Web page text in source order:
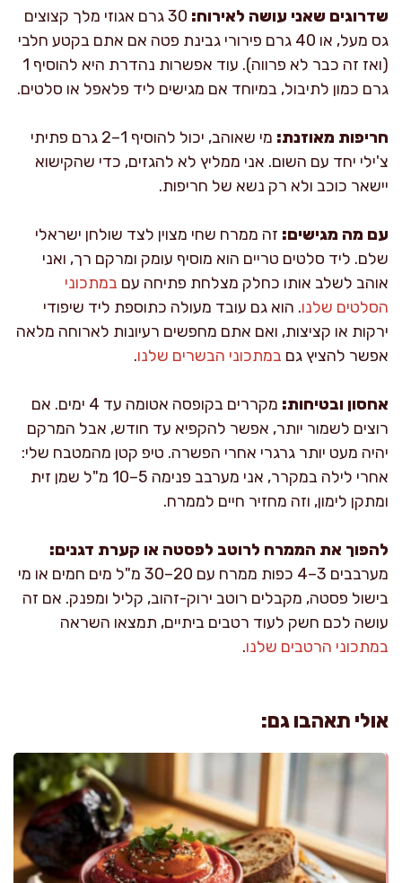
שדרוגים שאני עושה לאירוח:
30 גרם אגוזי מלך קצוצים
גס מעל, או 40 גרם פירורי גבינת פטה אם אתם בקטע חלבי
(ואז זה כבר לא פרווה). עוד אפשרות נהדרת היא להוסיף 1
גרם כמון לתיבול, במיוחד אם מגישים ליד פלאפל או סלטים.
חריפות מאוזנת:
מי שאוהב, יכול להוסיף 1–2 גרם פתיתי
צ'ילי יחד עם השום. אני ממליץ לא להגזים, כדי שהקישוא
יישאר כוכב ולא רק נשא של חריפות.
עם מה מגישים: זה ממרח שחי מצוין לצד שולחן ישראלי
שלם. ליד סלטים טריים הוא מוסיף עומק ומרקם רך, ואני
אוהב לשלב אותו כחלק מצלחת פתיחה עם במתכוני
הסלטים שלנו. הוא גם עובד מעולה כתוספת ליד שיפודי
ירקות או קציצות, ואם אתם מחפשים רעיונות לארוחה מלאה
אפשר להציץ גם במתכוני הבשרים שלנו.
אחסון ובטיחות:
מקררים בקופסה אטומה עד 4 ימים. אם
רוצים לשמור יותר, אפשר להקפיא עד חודש, אבל המרקם
יהיה מעט יותר גרגרי אחרי הפשרה. טיפ קטן מהמטבח שלי:
אחרי לילה במקרר, אני מערבב פנימה 5–10 מ"ל שמן זית
ומתקן לימון, וזה מחזיר חיים לממרח.
להפוך את הממרח לרוטב לפסטה או קערת דגנים:
מערבבים 3–4 כפות ממרח עם 20–30 מ"ל מים חמים או מי
בישול פסטה, מקבלים רוטב ירוק-זהוב, קליל ומפנק. אם זה
עושה לכם חשק לעוד רטבים ביתיים, תמצאו השראה
במתכוני הרטבים שלנו.
אולי תאהבו גם: